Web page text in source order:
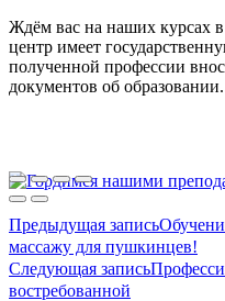
Ждём вас на наших курсах
центр имеет
полученной профессии
документов об образовании.
Предыдущая запись
массажу для пушкинцев!
Следующая запись
востребованной